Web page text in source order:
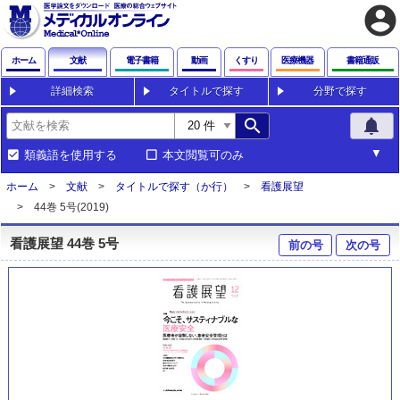
account_circle
ホーム 文献 電子書籍 動画 くすり 医療機器 書籍通販
詳細検索 タイトルで探す 分野で探す
search notifications
類義語を使用する 本文閲覧可のみ
ホーム 文献 タイトルで探す（か行）
看護展望
44巻 5号(2019)
看護展望 44巻 5号 前の号 次の号